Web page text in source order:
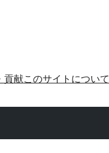
貢献このサイトについて